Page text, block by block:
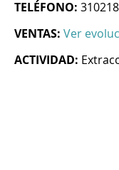
TELÉFONO:
VENTAS: Ver
ACTIVIDAD: